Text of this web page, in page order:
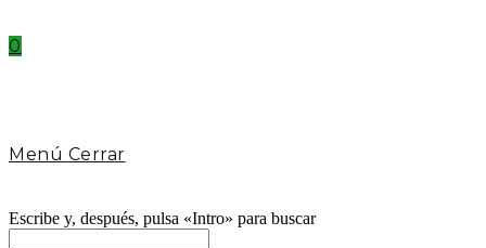
0
Menú Cerrar
Escribe y, después, pulsa «Intro» para buscar